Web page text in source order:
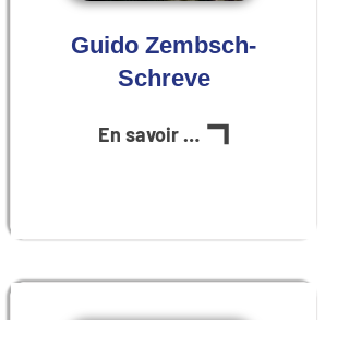
Guido Zembsch-
Schreve
En savoir plus